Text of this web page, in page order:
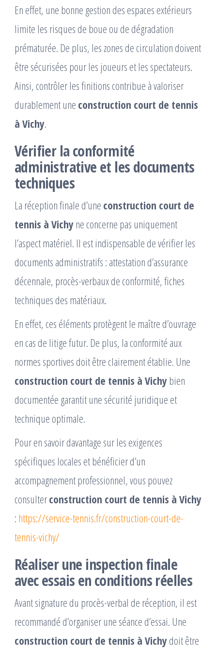
En effet, une bonne gestion des espaces extérieurs
limite les risques de boue ou de dégradation
prématurée. De plus, les zones de circulation doivent
être sécurisées pour les joueurs et les spectateurs.
Ainsi, contrôler les finitions contribue à valoriser
durablement une construction court de tennis
à Vichy.
Vérifier la conformité
administrative et les documents
techniques
La réception finale d’une construction court de
tennis à Vichy ne concerne pas uniquement
l’aspect matériel. Il est indispensable de vérifier les
documents administratifs : attestation d’assurance
décennale, procès-verbaux de conformité, fiches
techniques des matériaux.
En effet, ces éléments protègent le maître d’ouvrage
en cas de litige futur. De plus, la conformité aux
normes sportives doit être clairement établie. Une
construction court de tennis à Vichy bien
documentée garantit une sécurité juridique et
technique optimale.
Pour en savoir davantage sur les exigences
spécifiques locales et bénéficier d’un
accompagnement professionnel, vous pouvez
consulterconstruction court de tennis à Vichy
: https://service-tennis.fr/construction-court-de-
tennis-vichy/
Réaliser une inspection finale
avec essais en conditions réelles
Avant signature du procès-verbal de réception, il est
recommandé d’organiser une séance d’essai. Une
construction court de tennis à Vichydoit être